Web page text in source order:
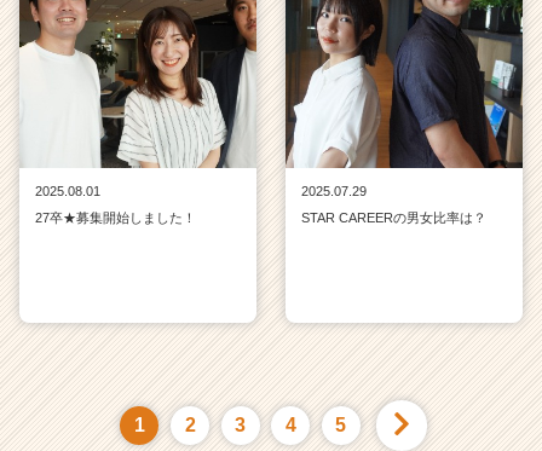
2025.08.01
27卒★募集開始しました！
2025.07.29
STAR CAREERの男女比率は？
1 2 3 4 5